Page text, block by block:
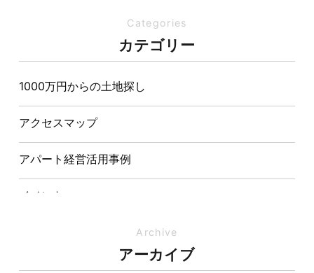
夏の熱中症対策は家づくりから。屋根・壁・基礎の構
造が快適さをつくる理由
【埼玉県経営品質知事賞】大野知事へ受賞のご報告と
表敬訪問を行いました
Categories
カテゴリー
1000万円からの土地探し
アクセスマップ
アパート経営活用事例
イベント
オーナー様からの質問
Archive
アーカイブ